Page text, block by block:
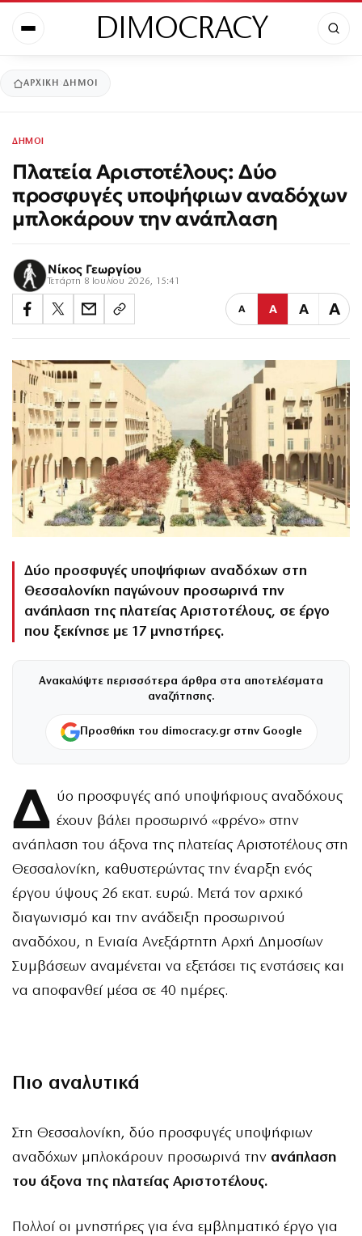
DIMOCRACY
ΑΡΧΙΚΉ ΔΗΜΟΙ
ΔΗΜΟΙ
Πλατεία Αριστοτέλους: Δύο
προσφυγές υποψήφιων αναδόχων
μπλοκάρουν την ανάπλαση
Νίκος Γεωργίου
Τετάρτη 8 Ιουλίου 2026, 15:41
Α Α Α Α
Δύο προσφυγές υποψήφιων αναδόχων στη
Θεσσαλονίκη παγώνουν προσωρινά την
ανάπλαση της πλατείας Αριστοτέλους, σε έργο
που ξεκίνησε με 17 μνηστήρες.
Ανακαλύψτε περισσότερα άρθρα στα αποτελέσματα
αναζήτησης.
Προσθήκη του dimocracy.gr στην Google
Δ ύο προσφυγές από υποψήφιους αναδόχους
έχουν βάλει προσωρινό «φρένο» στην
ανάπλαση του άξονα της πλατείας Αριστοτέλους στη
Θεσσαλονίκη, καθυστερώντας την έναρξη ενός
έργου ύψους 26 εκατ. ευρώ. Μετά τον αρχικό
διαγωνισμό και την ανάδειξη προσωρινού
αναδόχου, η Ενιαία Ανεξάρτητη Αρχή Δημοσίων
Συμβάσεων αναμένεται να εξετάσει τις ενστάσεις και
να αποφανθεί μέσα σε 40 ημέρες.
Πιο αναλυτικά
Στη Θεσσαλονίκη, δύο προσφυγές υποψήφιων
αναδόχων μπλοκάρουν προσωρινά την ανάπλαση
του άξονα της πλατείας Αριστοτέλους.
Πολλοί οι μνηστήρες για ένα εμβληματικό έργο για